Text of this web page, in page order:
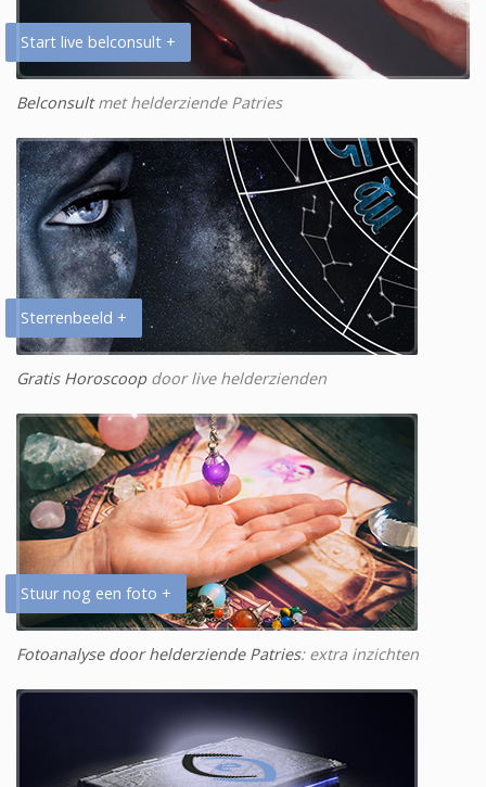
Start live belconsult +
Belconsultmet helderziende Patries
Sterrenbeeld +
Gratis Horoscoopdoor live helderzienden
Stuur nog een foto +
Fotoanalyse door helderziende Patries: extra inzichten